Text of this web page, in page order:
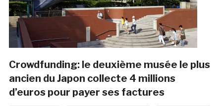
Crowdfunding: le deuxième musée le plus
ancien du Japon collecte 4 millions
d’euros pour payer ses factures